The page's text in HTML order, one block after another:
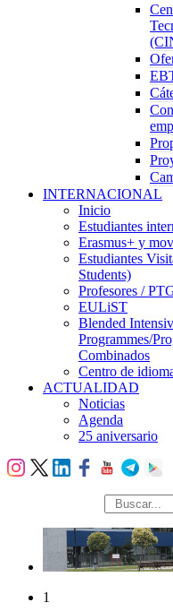
INTERNACIONAL
Inicio
Estudiantes
Erasmus+ y
Estudiantes
Students)
Profesores /
EULiST
Blended
Programmes/
Combinados
Centro de
ACTUALIDAD
Noticias
Agenda
25 aniversario
búsqueda
1